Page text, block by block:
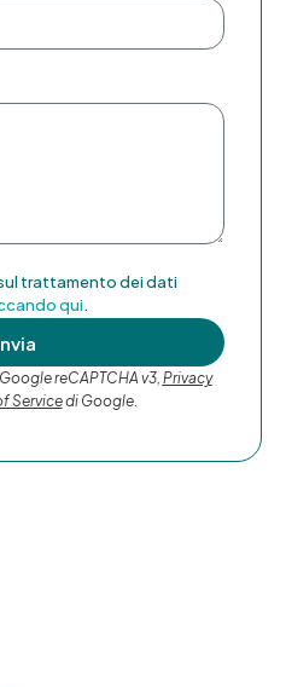
trattamento dei dati
qui.
reCAPTCHA v3, Privacy
Servicedi Google.